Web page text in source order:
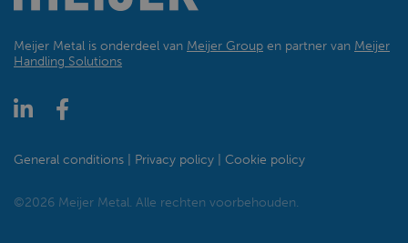
Meijer Metal is onderdeel van Meijer Group en partner van Meijer
Handling Solutions
General conditions Privacy policy Cookie policy
©2026 Meijer Metal. Alle rechten voorbehouden.